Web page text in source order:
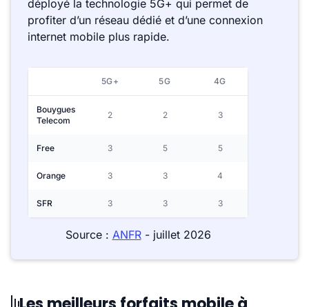
déployé la technologie 5G+ qui permet de
profiter d’un réseau dédié et d’une connexion
internet mobile plus rapide.
5G+ 5G 4G
Bouygues
Telecom
2 2 3
Free 3 5 5
Orange 3 3 4
SFR 3 3 3
Source : ANFR- juillet 2026